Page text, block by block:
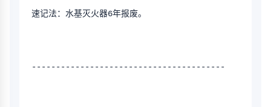
速记法：水基灭火器6年报废。
----------------------------------------